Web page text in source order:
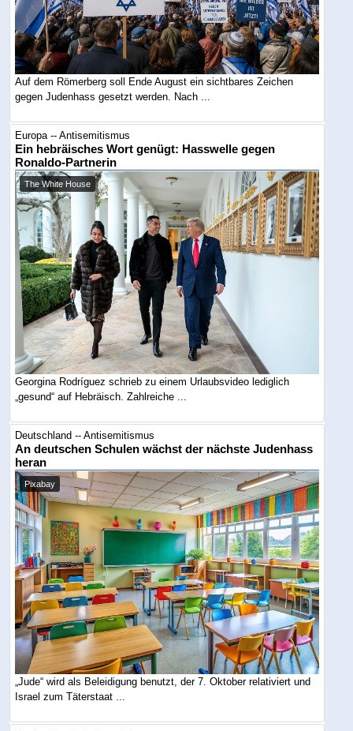
Auf dem Römerberg soll Ende August ein sichtbares Zeichen
gegen Judenhass gesetzt werden. Nach ...
Europa -- Antisemitismus
Ein hebräisches Wort genügt: Hasswelle gegen
Ronaldo-Partnerin
The White House
Georgina Rodríguez schrieb zu einem Urlaubsvideo lediglich
„gesund“ auf Hebräisch. Zahlreiche ...
Deutschland -- Antisemitismus
An deutschen Schulen wächst der nächste Judenhass
heran
Pixabay
„Jude“ wird als Beleidigung benutzt, der 7. Oktober relativiert und
Israel zum Täterstaat ...